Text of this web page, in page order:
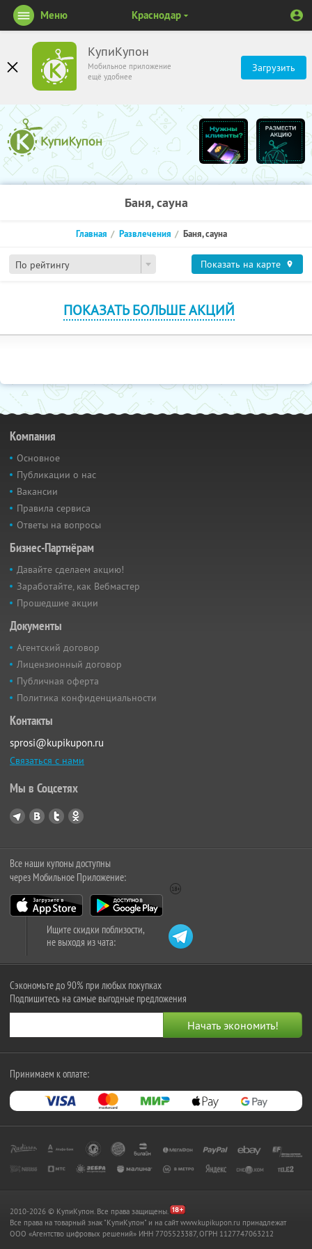
КупиКупон
Мобильное приложение
ещё удобнее
Загрузить
Меню Краснодар
Баня, сауна
По рейтингу
Главная Развлечения Баня, сауна
Показать на карте
ПОКАЗАТЬ БОЛЬШЕ АКЦИЙ
Компания
Основное
Публикации о нас
Вакансии
Правила сервиса
Ответы на вопросы
Бизнес-Партнёрам
Давайте сделаем акцию!
Заработайте, как Вебмастер
Прошедшие акции
Документы
Агентский договор
Лицензионный договор
Публичная оферта
Политика конфиденциальности
Контакты
sprosi@kupikupon.ru
Связаться с нами
Мы в Соцсетях
Все наши купоны доступны
через Мобильное Приложение:
Ищите скидки поблизости,
не выходя из чата:
Сэкономьте до 90% при любых покупках
Подпишитесь на самые выгодные предложения
Принимаем к оплате:
2010-2026 © КупиКупон. Все права защищены.
Все права на товарный знак "КупиКупон" и на сайт www.kupikupon.ru принадлежат
OOO «Агентство цифровых решений» ИНН 7705523387, ОГРН 1127747063212